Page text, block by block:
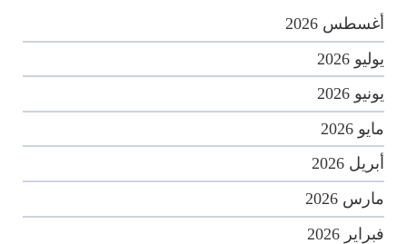
أغسطس 2026
يوليو 2026
يونيو 2026
مايو 2026
أبريل 2026
مارس 2026
فبراير 2026